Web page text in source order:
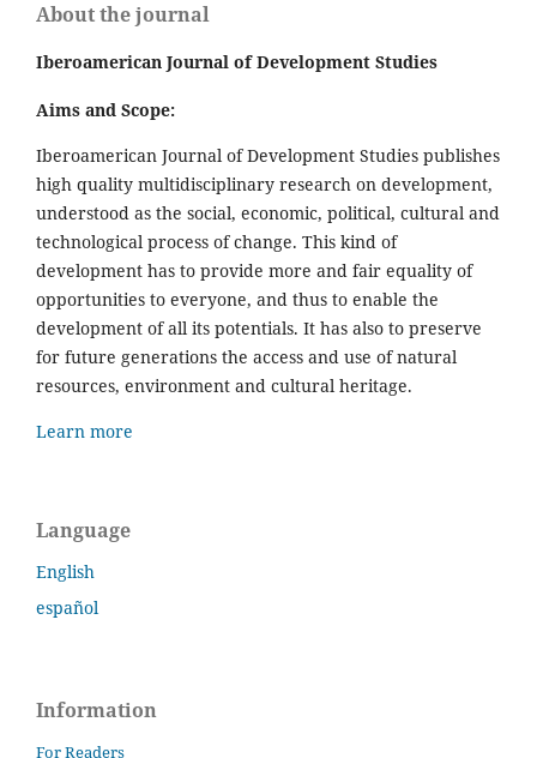
About the journal
Iberoamerican Journal of Development Studies
Aims and Scope:
Iberoamerican Journal of Development Studies publishes
high quality multidisciplinary research on development,
understood as the social, economic, political, cultural and
technological process of change. This kind of
development has to provide more and fair equality of
opportunities to everyone, and thus to enable the
development of all its potentials. It has also to preserve
for future generations the access and use of natural
resources, environment and cultural heritage.
Learn more
Language
English
español
Information
For Readers